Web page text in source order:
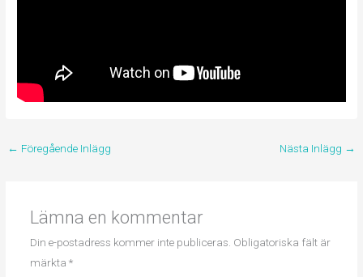
← Föregående Inlägg Nästa Inlägg →
Lämna en kommentar
Din e-postadress kommer inte publiceras. Obligatoriska fält är
märkta *